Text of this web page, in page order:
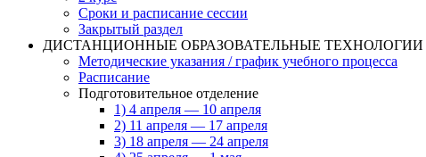
Сроки и расписание сессии
Закрытый раздел
ДИСТАНЦИОННЫЕ ОБРАЗОВАТЕЛЬНЫЕ ТЕХНОЛОГИИ
Методические указания / график учебного процесса
Расписание
Подготовительное отделение
1) 4 апреля — 10 апреля
2) 11 апреля — 17 апреля
3) 18 апреля — 24 апреля